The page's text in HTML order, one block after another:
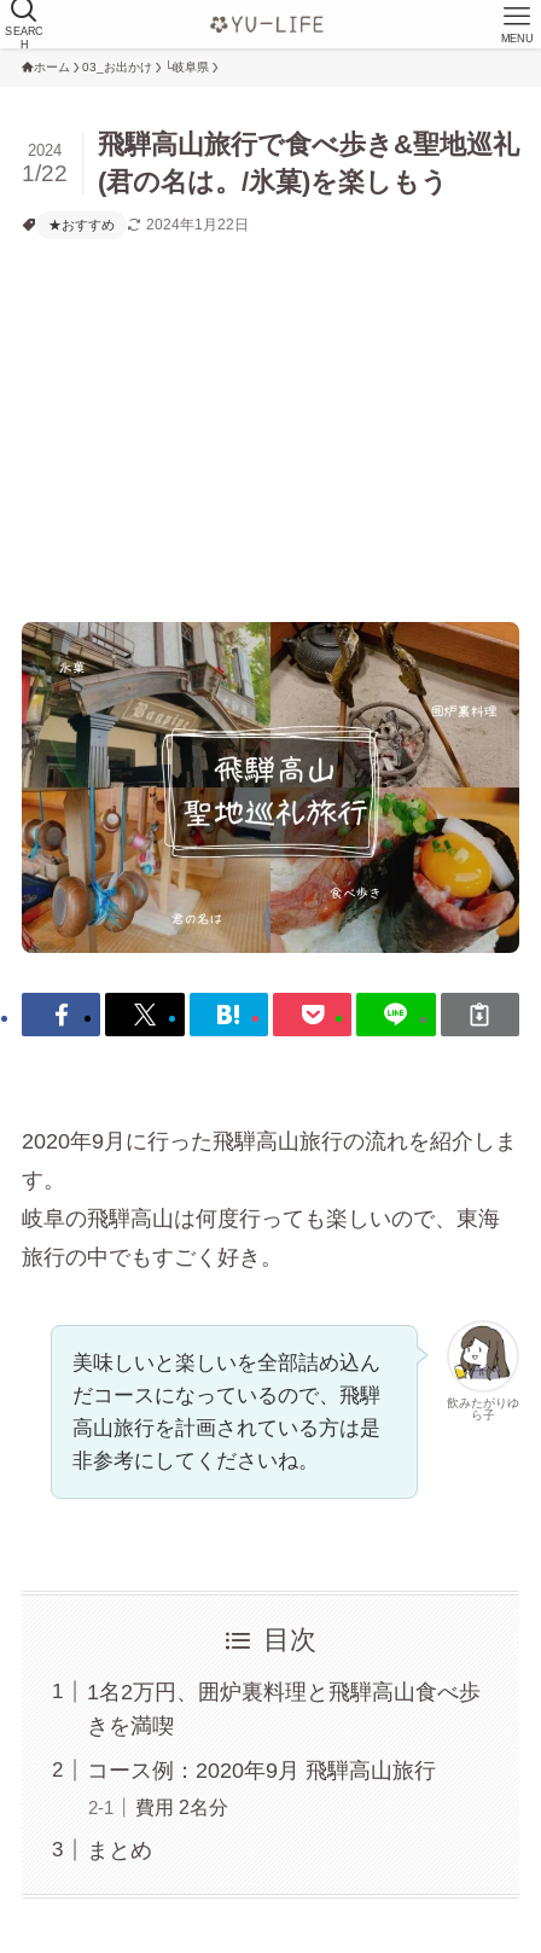
SEARC
H
MENU
ホーム 03_お出かけ └岐阜県
飛騨高山旅行で食べ歩き&聖地巡礼
(君の名は。/氷菓)を楽しもう
2024
1/22
★おすすめ 2024年1月22日
2020年9月に行った飛騨高山旅行の流れを紹介しま
す。
岐阜の飛騨高山は何度行っても楽しいので、東海
旅行の中でもすごく好き。
飲みたがりゆ
ら子
美味しいと楽しいを全部詰め込ん
だコースになっているので、飛騨
高山旅行を計画されている方は是
非参考にしてくださいね。
目次
1名2万円、囲炉裏料理と飛騨高山食べ歩
きを満喫
コース例：2020年9月 飛騨高山旅行
費用 2名分
まとめ